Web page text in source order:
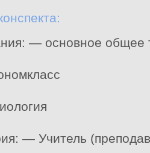
— основное общее
— Учитель